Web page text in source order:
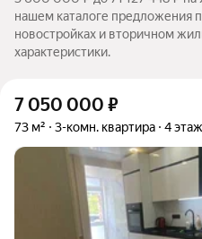
нашем каталоге предложения
новостройках и вторичном
характеристики.
7 050 000 ₽
73 м² 3-комн. квартира 4